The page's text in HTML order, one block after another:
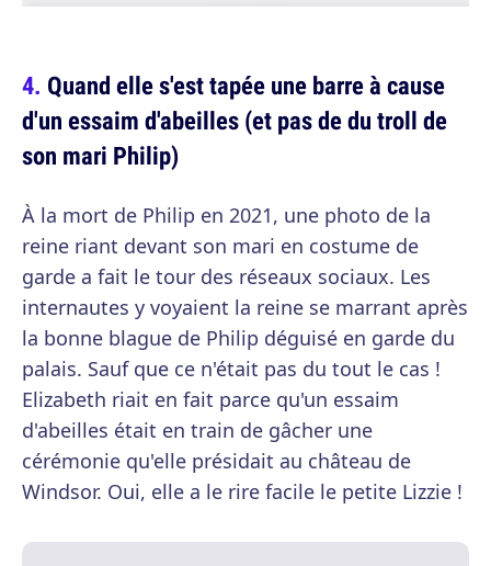
Quand elle s'est tapée une barre à cause
d'un essaim d'abeilles (et pas de du troll de
son mari Philip)
À la mort de Philip en 2021, une photo de la
reine riant devant son mari en costume de
garde a fait le tour des réseaux sociaux. Les
internautes y voyaient la reine se marrant après
la bonne blague de Philip déguisé en garde du
palais. Sauf que ce n'était pas du tout le cas !
Elizabeth riait en fait parce qu'un essaim
d'abeilles était en train de gâcher une
cérémonie qu'elle présidait au château de
Windsor. Oui, elle a le rire facile le petite Lizzie !